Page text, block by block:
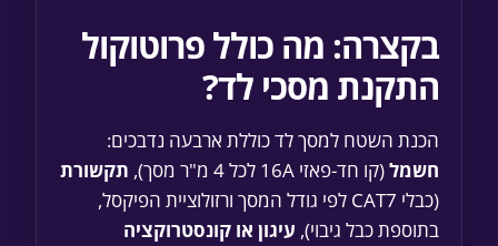
בקצרה: מה כולל פרוטוקול
התקנת מסכי לד?
הכנת השטח למסך לד כוללת ארבעה נדבכים:
חשמל(קו חד-פאזי 16A לכל 4 מ"ר מסך),
תקשורת
(כבלי CAT7 לפי גודל המסך ורזולוציית הפיקסל,
בתוספת כבל גיבוי), עיגון או קונסטרוקציה